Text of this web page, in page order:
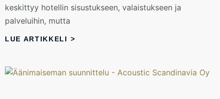
keskittyy hotellin sisustukseen, valaistukseen ja
palveluihin, mutta
LUE ARTIKKELI >